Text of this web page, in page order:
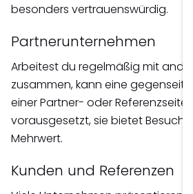
besonders vertrauenswürdig.
Partnerunternehmen
Arbeitest du regelmäßig mit
zusammen, kann eine
einer Partner- oder Referenzseite
vorausgesetzt, sie bietet
Mehrwert.
Kunden und Referenzen